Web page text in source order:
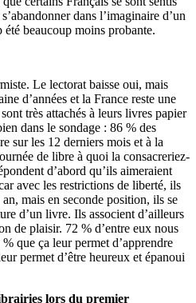
dans l’imaginaire d’un
beaucoup moins probante.
Le lectorat baisse oui, mais
d’années et la France reste une
très attachés à leurs livres papier
dans le sondage : 86 % des
sur les 12 derniers mois et à la
de libre à quoi la consacreriez-
d’abord qu’ils aimeraient
avec les restrictions de liberté, ils
mais en seconde position, ils se
d’un livre. Ils associent d’ailleurs
de plaisir. 72 % d’entre eux nous
que ça leur permet d’apprendre
permet d’être heureux et épanoui
lors du premier